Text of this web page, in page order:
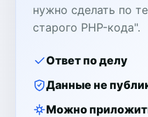
нужно сделать по
старого PHP-кода".
Ответ по делу
Данные не
Можно